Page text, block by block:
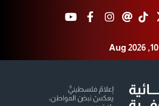
Aug 2026 ,10